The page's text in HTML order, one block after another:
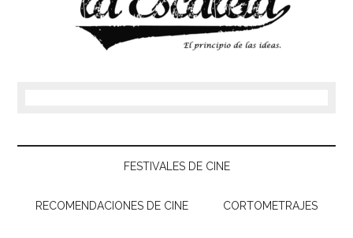
FESTIVALES DE CINE
RECOMENDACIONES DE CINE CORTOMETRAJES